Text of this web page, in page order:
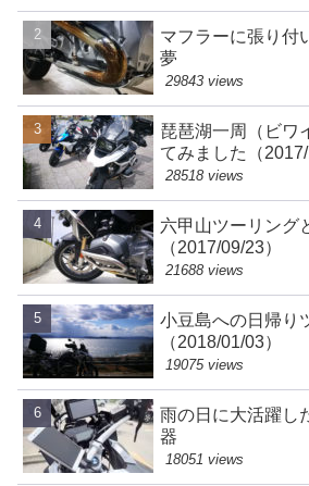
マフラーに張り付
夢
29843 views
琵琶湖一周（ビワ
てみました（2017/
28518 views
六甲山ツーリング
（2017/09/23）
21688 views
小豆島への日帰り
（2018/01/03）
19075 views
雨の日に大活躍し
器
18051 views